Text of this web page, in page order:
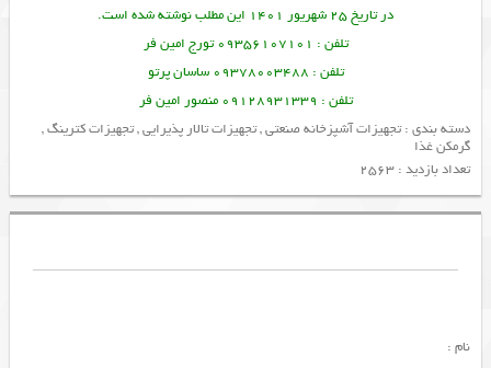
در تاریخ 25 شهریور 1401 این مطلب نوشته شده است.
تلفن : 09356107101 تورج امین فر
تلفن : 09378003488 ساسان پرتو
تلفن : 09128931339 منصور امین فر
دسته بندی :تجهیزات آشپزخانه صنعتی,تجهیزات تالار پذیرایی,تجهیزات کترینگ,
گرمکن غذا
تعداد بازدید : 2563
نام :